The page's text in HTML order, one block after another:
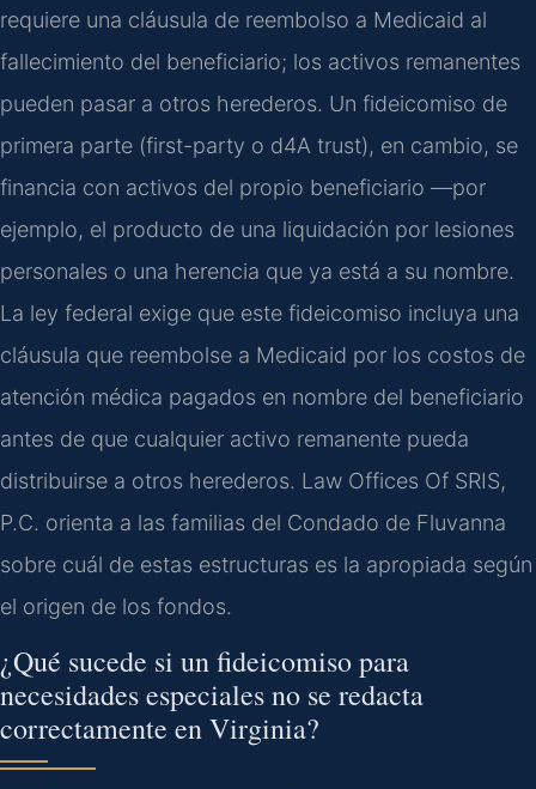
requiere una cláusula de reembolso a Medicaid al
fallecimiento del beneficiario; los activos remanentes
pueden pasar a otros herederos. Un fideicomiso de
primera parte (first-party o d4A trust), en cambio, se
financia con activos del propio beneficiario —por
ejemplo, el producto de una liquidación por lesiones
personales o una herencia que ya está a su nombre.
La ley federal exige que este fideicomiso incluya una
cláusula que reembolse a Medicaid por los costos de
atención médica pagados en nombre del beneficiario
antes de que cualquier activo remanente pueda
distribuirse a otros herederos. Law Offices Of SRIS,
P.C. orienta a las familias del Condado de Fluvanna
sobre cuál de estas estructuras es la apropiada según
el origen de los fondos.
¿Qué sucede si un fideicomiso para
necesidades especiales no se redacta
correctamente en Virginia?